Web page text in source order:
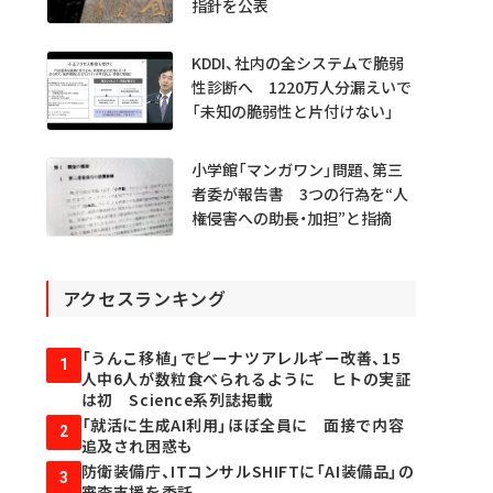
指針を公表
KDDI、社内の全システムで脆弱
性診断へ 1220万人分漏えいで
「未知の脆弱性と片付けない」
小学館「マンガワン」問題、第三
者委が報告書 3つの行為を“人
権侵害への助長・加担”と指摘
アクセスランキング
1
「うんこ移植」でピーナツアレルギー改善、15
人中6人が数粒食べられるように ヒトの実証
は初 Science系列誌掲載
2
「就活に生成AI利用」ほぼ全員に 面接で内容
追及され困惑も
3
防衛装備庁、ITコンサルSHIFTに「AI装備品」の